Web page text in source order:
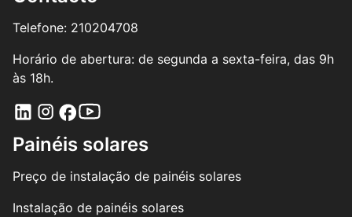
Telefone: 210204708
Horário de abertura: de segunda a sexta-feira, das 9h
às 18h.
Painéis solares
Preço de instalação de painéis solares
Instalação de painéis solares